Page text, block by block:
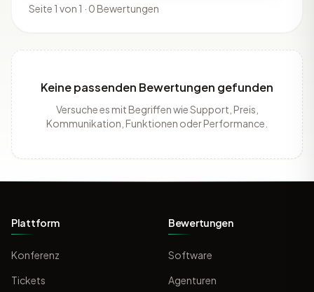
Seite 1 von 1 · 0 Bewertungen
Keine passenden Bewertungen gefunden
Versuche es mit Begriffen wie Support, Preis,
Kommunikation, Funktionen oder Performance.
Plattform
Konferenz
Tickets
Bewertungen
Software
Agenturen